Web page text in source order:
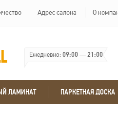
Адрес салона О
Ежедневно:09:00—21:00
ЛАМИНАТ ПАРКЕТНАЯ ДОСКА